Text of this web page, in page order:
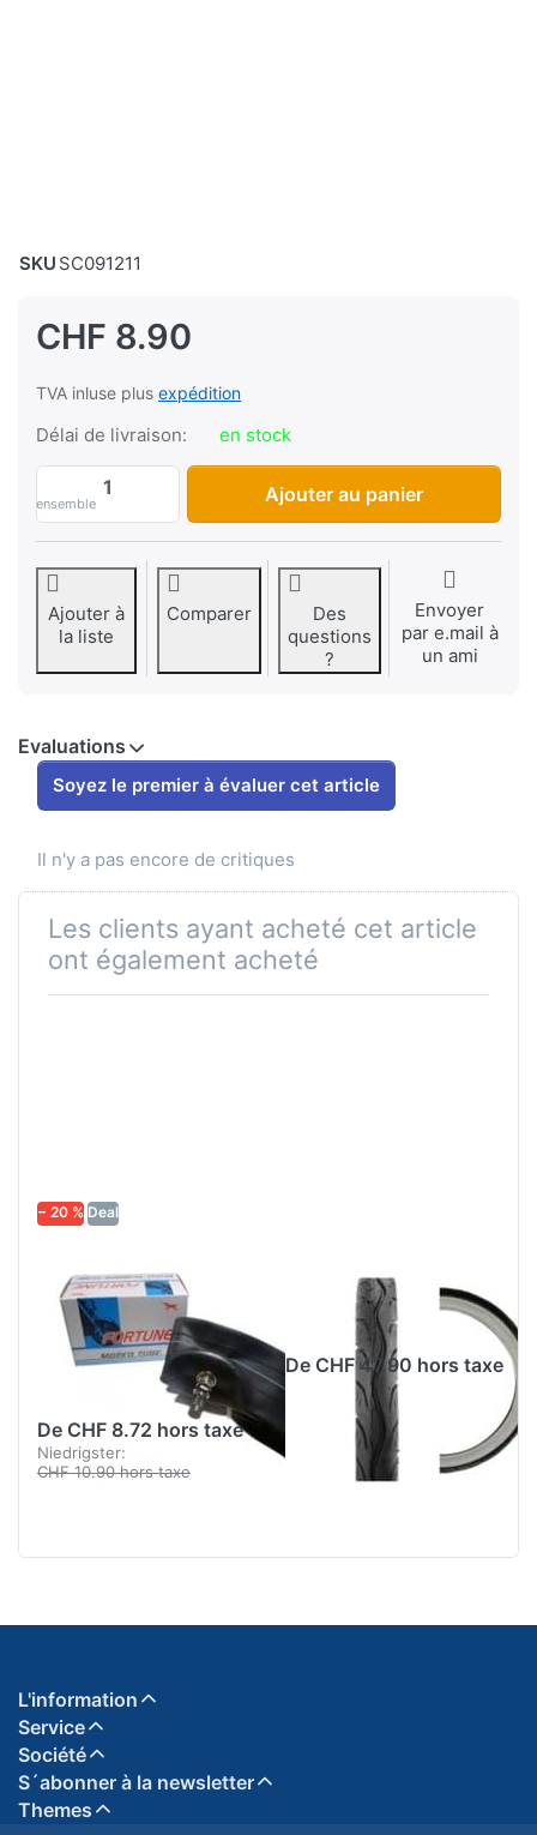
SKU SC091211
CHF 8.90
TVA inluse plus expédition
Délai de livraison: en stock
ensemble
Billes en acier/roulements 3/16" (4,830
Ajouter au panier
Ajouter à
la liste
Comparer
Des
questions
?
Envoyer
par e.mail à
un ami
Evaluations
Soyez le premier à évaluer cet article
Il n'y a pas encore de critiques
Les clients ayant acheté cet article
ont également acheté
− 20 % Deal
Fortune
2.00/2.25 x 16-
17, avec valve à
De CHF 8.72 hors taxe
Niedrigster:
CHF 10.90 hors taxe
blancs Merrick
MK-528
De CHF 47.90 hors taxe
L'information
Service
Société
S´abonner à la newsletter
Themes